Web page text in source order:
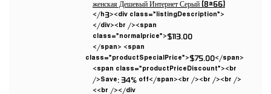
женская Дешевый Интернет Серый [8a66]
</h3><div class=”listingDescription”>
</div><br /><span
class=”normalprice”>$113.00
</span> <span
class=”productSpecialPrice”>$75.00</span>
<span class=”productPriceDiscount”><br
/>Save: 34% off</span><br /><br /><br />
<br /></div>